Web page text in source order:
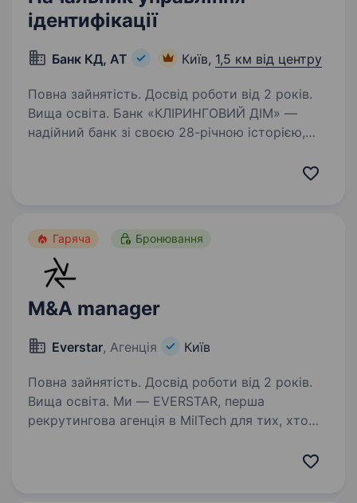
ідентифікації
Банк КД, АТ Київ, 1,5 км від центру
Повна зайнятість. Досвід роботи від 2 років.
Вища освіта. Банк «КЛІРИНГОВИЙ ДІМ» —
надійний банк зі своєю 28-річною історією,
Гаряча Бронювання
M&A manager
Everstar, Агенція Київ
Повна зайнятість. Досвід роботи від 2 років.
Вища освіта. Ми — EVERSTAR, перша
рекрутингова агенція в MilTech для тих, хто